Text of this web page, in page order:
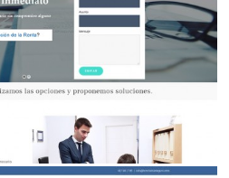
3d de Exteriores e
Interiores
3d